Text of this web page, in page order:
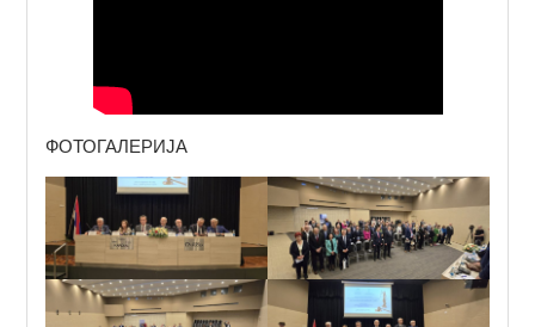
ФОТОГАЛЕРИЈА